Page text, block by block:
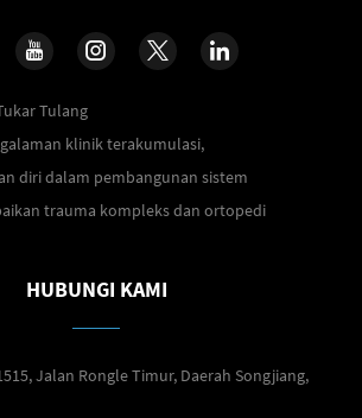
Tulang
klinik terakumulasi,
diri dalam pembangunan sistem
trauma kompleks dan ortopedi
HUBUNGI KAMI
Jalan Rongle Timur, Daerah Songjiang,